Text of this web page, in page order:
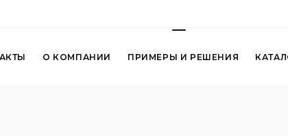
О КОМПАНИИ ПРИМЕРЫ И РЕШЕНИЯ